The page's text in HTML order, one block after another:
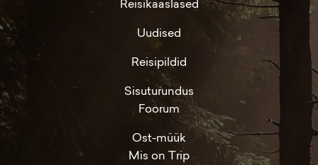
Reisikaaslased
Uudised
Reisipildid
Sisuturundus
Foorum
Ost-müük
Mis on Trip